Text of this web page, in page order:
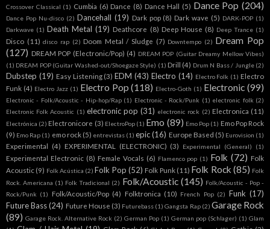
Crossover Classical (1) Cumbia (6) Dance (8) Dance Hall (5) Dance Pop (204)
Dance Pop Nu-disco (2) Dancehall (19) Dark pop (8) Dark wave (5) DARK-POP (1)
Darkwave (1) Death Metal (19) Deathcore (8) Deep House (8) Deep Trance (1)
Disco (11) disco rap (2) Doom Metal / Sludge (7) Downtempo (2) Dream Pop
(127) DREAM POP (Electronic/Pop) (4) DREAM POP (Guitar Dreamy Mellow Vibes)
(1) DREAM POP (Guitar Washed-out/Shoegaze Style) (1) Drill (4) Drum N Bass / Jungle (2)
Dubstep (19) Easy Listening (3) EDM (43) Electro (14) Electro Folk (1) Electro
Funk (4) Electro Jazz (1) Electro Pop (118) Electro-Goth (1) Electronic (99)
Electronic - Folk/Acoustic - Hip-hop/Rap (1) Electronic - Rock/Punk (1) electronic folk (2)
Electronic Folk Acoustic (1) electronic pop (31) electronic rock (2) Electronica (11)
Electrónica (2) Electronicore (3) ElectroPop (1) Emo (89) Emo Pop (1) Emo Pop Rock
(9) Emo Rap (1) emo rock (5) entrevistas (1) epic (16) Europe Based (5) Eurovision (1)
Experimental (4) EXPERIMENTAL (ELECTRONIC) (3) Experimental (General) (1)
Experimental Electronic (8) Female Vocals (6) Flamenco pop (1) Folk (72) Folk
Acoustic (9) Folk Acústica (2) Folk Pop (52) Folk Punk (11) Folk Rock (85) Folk
Rock. Americana (1) Folk Tradicional (2) Folk/Acoustic (145) Folk/Acoustic - Pop -
Rock/Punk (1) Folk/Acoustic/Pop (4) Folktronica (10) French Pop (2) Funk (17)
Future Bass (24) Future House (3) Futurebass (1) Gangsta Rap (2) Garage Rock
(89) Garage Rock. Alternative Rock (2) German Pop (1) German pop (Schlager) (1) Glam